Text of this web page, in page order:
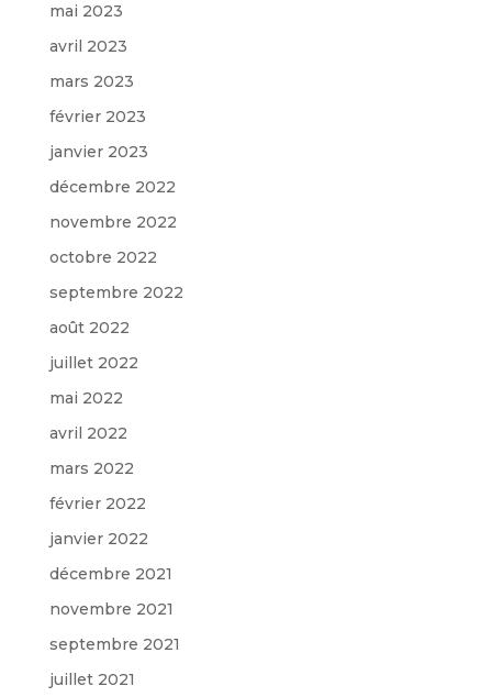
mai 2023
avril 2023
mars 2023
février 2023
janvier 2023
décembre 2022
novembre 2022
octobre 2022
septembre 2022
août 2022
juillet 2022
mai 2022
avril 2022
mars 2022
février 2022
janvier 2022
décembre 2021
novembre 2021
septembre 2021
juillet 2021